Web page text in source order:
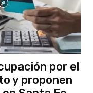
por el
y proponen